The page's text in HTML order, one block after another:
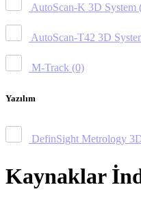
AutoScan-K 3D System
AutoScan-T42 3D
M-Track (0)
Yazılım
DefinSight Metrology
Kaynaklar